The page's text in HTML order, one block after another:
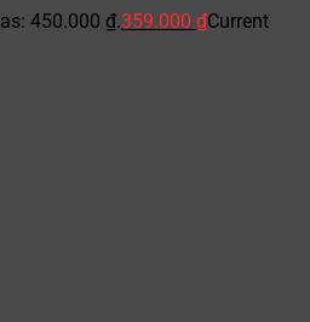
450.000 ₫.359.000 ₫Current